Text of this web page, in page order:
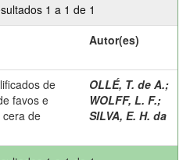
1 a 1 de 1
Autor(es)
de
favos e
cera de
OLLÉ, T. de A.;
WOLFF, L. F.;
SILVA, E. H. da